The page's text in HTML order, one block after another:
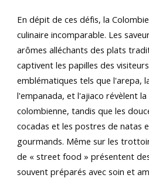
En dépit de ces défis, la
culinaire incomparable. Les
arômes alléchants des plats
captivent les papilles des
emblématiques tels que l'arepa,
l'empanada, et l'ajiaco révèlent la
colombienne, tandis que les
cocadas et les postres de natas
gourmands. Même sur les
de « street food » présentent
souvent préparés avec soin et